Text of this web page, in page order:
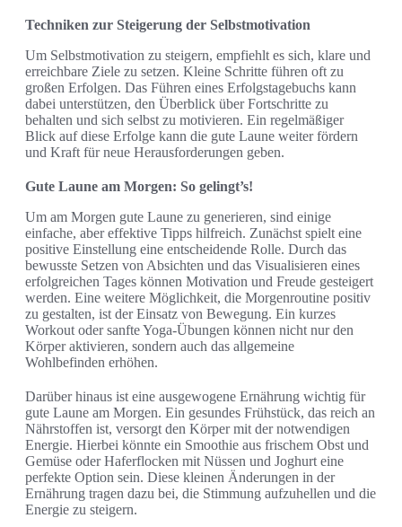
Techniken zur Steigerung der Selbstmotivation
Um Selbstmotivation zu steigern, empfiehlt es sich, klare und
erreichbare Ziele zu setzen. Kleine Schritte führen oft zu
großen Erfolgen. Das Führen eines Erfolgstagebuchs kann
dabei unterstützen, den Überblick über Fortschritte zu
behalten und sich selbst zu motivieren. Ein regelmäßiger
Blick auf diese Erfolge kann die gute Laune weiter fördern
und Kraft für neue Herausforderungen geben.
Gute Laune am Morgen: So gelingt’s!
Um am Morgen gute Laune zu generieren, sind einige
einfache, aber effektive Tipps hilfreich. Zunächst spielt eine
positive Einstellung eine entscheidende Rolle. Durch das
bewusste Setzen von Absichten und das Visualisieren eines
erfolgreichen Tages können Motivation und Freude gesteigert
werden. Eine weitere Möglichkeit, die Morgenroutine positiv
zu gestalten, ist der Einsatz von Bewegung. Ein kurzes
Workout oder sanfte Yoga-Übungen können nicht nur den
Körper aktivieren, sondern auch das allgemeine
Wohlbefinden erhöhen.
Darüber hinaus ist eine ausgewogene Ernährung wichtig für
gute Laune am Morgen. Ein gesundes Frühstück, das reich an
Nährstoffen ist, versorgt den Körper mit der notwendigen
Energie. Hierbei könnte ein Smoothie aus frischem Obst und
Gemüse oder Haferflocken mit Nüssen und Joghurt eine
perfekte Option sein. Diese kleinen Änderungen in der
Ernährung tragen dazu bei, die Stimmung aufzuhellen und die
Energie zu steigern.